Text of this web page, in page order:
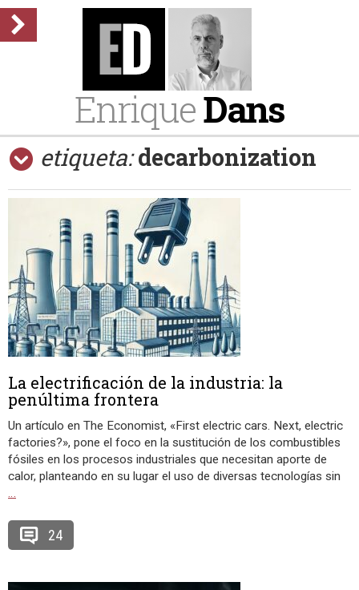
EnriqueDans
etiqueta: decarbonization
La electrificación de la industria: la
penúltima frontera
Un artículo en The Economist, «First electric cars. Next, electric
factories?», pone el foco en la sustitución de los combustibles
fósiles en los procesos industriales que necesitan aporte de
calor, planteando en su lugar el uso de diversas tecnologías sin
…
24